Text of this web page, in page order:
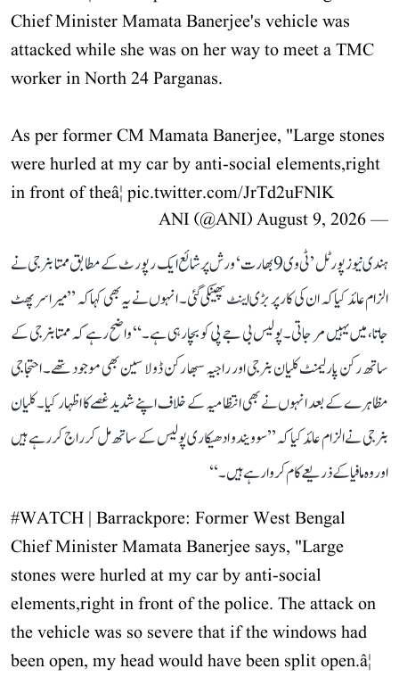
Chief Minister Mamata Banerjee's vehicle was
attacked while she was on her way to meet a TMC
worker in North 24 Parganas.
As per former CM Mamata Banerjee, "Large stones
were hurled at my car by anti-social elements,right
in front of theâ¦ pic.twitter.com/JrTd2uFNlK
— ANI (@ANI)
August 9, 2026
ہندی نیوز پورٹل ’ٹی وی 9 بھارت‘ ورش پر شائع ایک رپورٹ کے مطابق ممتا بنرجی نے
الزام عائد کیا کہ ان کی کار پر بڑی اینٹ پھینکی گئی۔ انہوں نے یہ بھی کہا کہ ’’میرا سر پھٹ
جاتا، میں یہیں مر جاتی۔ پولیس بی جے پی کو بچا رہی ہے۔‘‘ واضح رہے کہ ممتا بنرجی کے
ساتھ رکن پارلیمنٹ کلیان بنرجی اور راجیہ سبھا رکن ڈولا سین بھی موجود تھے۔ احتجاجی
مظاہرے کے بعد انہوں نے بھی انتظامیہ کے خلاف اپنے شدید غصے کا اظہار کیا۔ کلیان
بنرجی نے الزام عائد کیا کہ ’’سوویندو ادھیکاری پولیس کے ساتھ مل کر راج کر رہے ہیں
اور وہ مافیا کے ذریعے کام کروا رہے ہیں۔‘‘
#WATCH | Barrackpore: Former West Bengal
Chief Minister Mamata Banerjee says, "Large
stones were hurled at my car by anti-social
elements,right in front of the police. The attack on
the vehicle was so severe that if the windows had
been open, my head would have been split open.â¦